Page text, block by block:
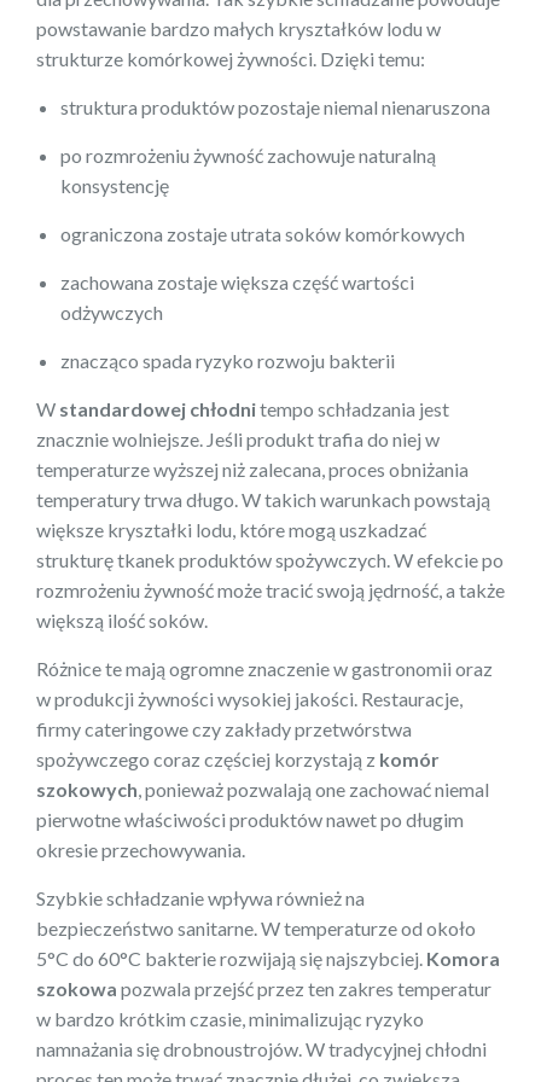
powstawanie bardzo małych kryształków lodu w
strukturze komórkowej żywności. Dzięki temu:
struktura produktów pozostaje niemal nienaruszona
po rozmrożeniu żywność zachowuje naturalną
konsystencję
ograniczona zostaje utrata soków komórkowych
zachowana zostaje większa część wartości
odżywczych
znacząco spada ryzyko rozwoju bakterii
W standardowej chłodnitempo schładzania jest
znacznie wolniejsze. Jeśli produkt trafia do niej w
temperaturze wyższej niż zalecana, proces obniżania
temperatury trwa długo. W takich warunkach powstają
większe kryształki lodu, które mogą uszkadzać
strukturę tkanek produktów spożywczych. W efekcie po
rozmrożeniu żywność może tracić swoją jędrność, a także
większą ilość soków.
Różnice te mają ogromne znaczenie w gastronomii oraz
w produkcji żywności wysokiej jakości. Restauracje,
firmy cateringowe czy zakłady przetwórstwa
spożywczego coraz częściej korzystają z komór
szokowych , ponieważ pozwalają one zachować niemal
pierwotne właściwości produktów nawet po długim
okresie przechowywania.
Szybkie schładzanie wpływa również na
bezpieczeństwo sanitarne. W temperaturze od około
5°C do 60°C bakterie rozwijają się najszybciej. Komora
szokowa pozwala przejść przez ten zakres temperatur
w bardzo krótkim czasie, minimalizując ryzyko
namnażania się drobnoustrojów. W tradycyjnej chłodni